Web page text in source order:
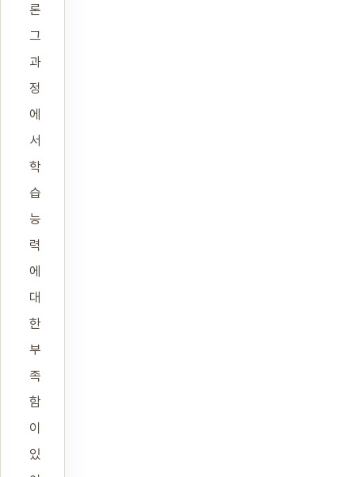
론
그
과
정
에
서
학
습
능
력
에
대
한
부
족
함
이
있